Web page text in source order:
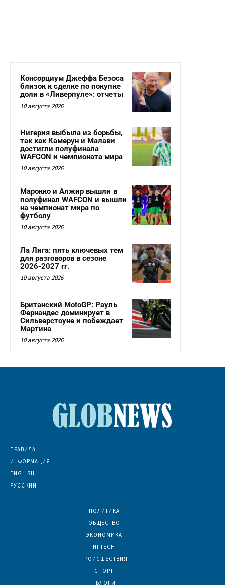
Консорциум Джеффа Безоса
близок к сделке по покупке
доли в «Ливерпуле»: отчеты
10 августа 2026
Нигерия выбыла из борьбы,
так как Камерун и Малави
достигли полуфинала
WAFCON и чемпионата мира
10 августа 2026
Марокко и Алжир вышли в
полуфинал WAFCON и вышли
на чемпионат мира по
футболу
10 августа 2026
Ла Лига: пять ключевых тем
для разговоров в сезоне
2026-2027 гг.
10 августа 2026
Британский MotoGP: Рауль
Фернандес доминирует в
Сильверстоуне и побеждает
Мартина
10 августа 2026
ПРАВИЛА
ИНФОРМАЦИЯ
ENGLISH
РУССКИЙ
ПОЛИТИКА
ОБЩЕСТВО
ЭКОНОМИКА
HI-TECH
ПРОИСШЕСТВИЯ
СПОРТ
БЛОГИ